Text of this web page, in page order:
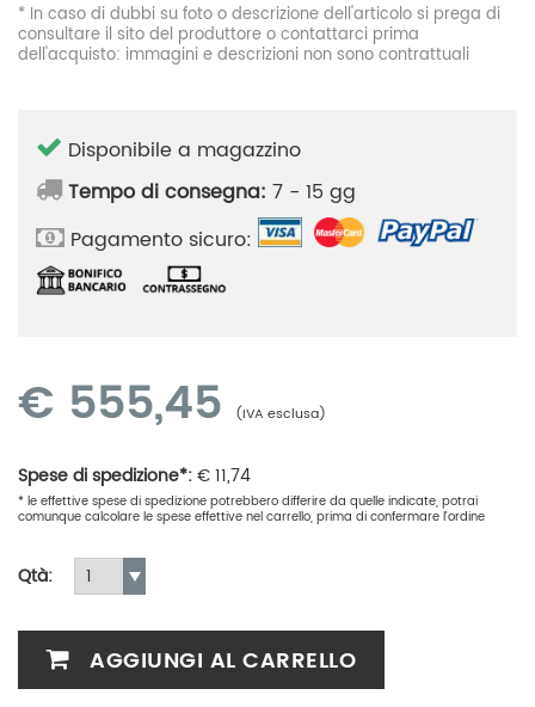
* In caso di dubbi su foto o descrizione dell'articolo si prega di
consultare il sito del produttore o contattarci prima
dell'acquisto: immagini e descrizioni non sono contrattuali
Disponibile a magazzino
Tempo di consegna: 7 - 15 gg
Pagamento sicuro:
€ 555,45 (IVA esclusa)
Spese di spedizione*:€11,74
* le effettive spese di spedizione potrebbero differire da quelle indicate, potrai
comunque calcolare le spese effettive nel carrello, prima di confermare l'ordine
Qtà:
AGGIUNGI AL CARRELLO